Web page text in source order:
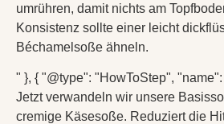
umrühren, damit nichts am
Konsistenz sollte einer leicht
Béchamelsoße ähneln.
" }, { "@type": "HowToStep",
Jetzt verwandeln wir unsere
cremige Käsesoße. Reduziert die